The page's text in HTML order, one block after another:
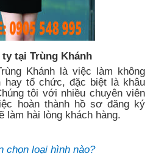
tại Trùng Khánh
Khánh là việc làm không
hay tổ chức, đặc biệt là khâu
tôi với nhiều chuyên viên
hoàn thành hồ sơ đăng ký
làm hài lòng khách hàng.
chọn loại hình nào?